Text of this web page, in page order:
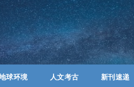
球环境 人文考古 新刊速递